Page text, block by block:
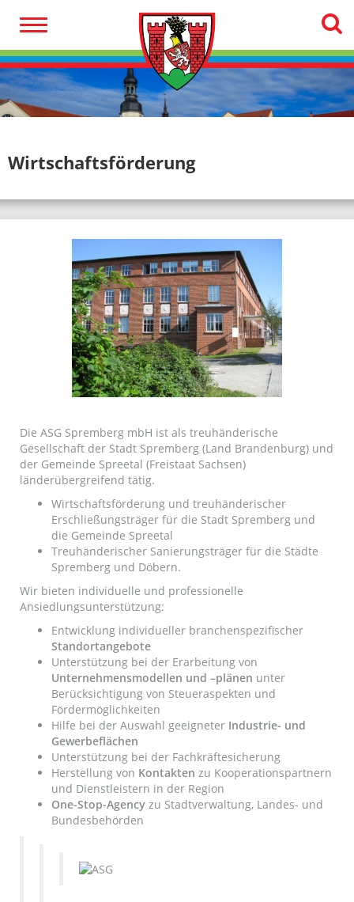
Wirtschaftsförderung
Die ASG Spremberg mbH ist als treuhänderische
Gesellschaft der Stadt Spremberg (Land Brandenburg) und
der Gemeinde Spreetal (Freistaat Sachsen)
länderübergreifend tätig.
Wirtschaftsförderung und treuhänderischer
Erschließungsträger für die Stadt Spremberg und
die Gemeinde Spreetal
Treuhänderischer Sanierungsträger für die Städte
Spremberg und Döbern.
Wir bieten individuelle und professionelle
Ansiedlungsunterstützung:
Entwicklung individueller branchenspezifischer
Standortangebote
Unterstützung bei der Erarbeitung von
Unternehmensmodellen und –plänen unter
Berücksichtigung von Steueraspekten und
Fördermöglichkeiten
Hilfe bei der Auswahl geeigneter Industrie- und
Gewerbeflächen
Unterstützung bei der Fachkräftesicherung
Herstellung von Kontakten zu Kooperationspartnern
und Dienstleistern in der Region
One-Stop-Agency zu Stadtverwaltung, Landes- und
Bundesbehörden